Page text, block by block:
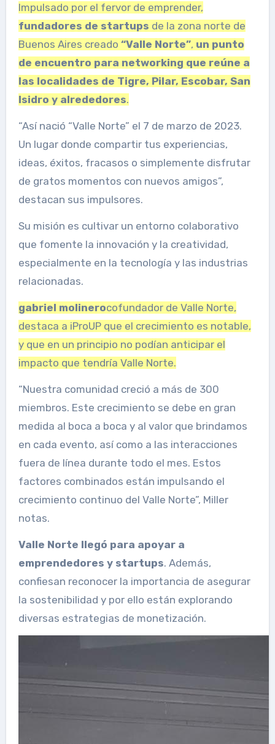
Impulsado por el fervor de emprender,
fundadores de startups de la zona norte de
Buenos Aires creado “Valle Norte”, un punto
de encuentro para networking que reúne a
las localidades de Tigre, Pilar, Escobar, San
Isidro y alrededores.
“Así nació “Valle Norte” el 7 de marzo de 2023.
Un lugar donde compartir tus experiencias,
ideas, éxitos, fracasos o simplemente disfrutar
de gratos momentos con nuevos amigos”,
destacan sus impulsores.
Su misión es cultivar un entorno colaborativo
que fomente la innovación y la creatividad,
especialmente en la tecnología y las industrias
relacionadas.
gabriel molinerocofundador de Valle Norte,
destaca a iProUP que el crecimiento es notable,
y que en un principio no podían anticipar el
impacto que tendría Valle Norte.
“Nuestra comunidad creció a más de 300
miembros. Este crecimiento se debe en gran
medida al boca a boca y al valor que brindamos
en cada evento, así como a las interacciones
fuera de línea durante todo el mes. Estos
factores combinados están impulsando el
crecimiento continuo del Valle Norte”, Miller
notas.
Valle Norte llegó para apoyar a
emprendedores y startups. Además,
confiesan reconocer la importancia de asegurar
la sostenibilidad y por ello están explorando
diversas estrategias de monetización.